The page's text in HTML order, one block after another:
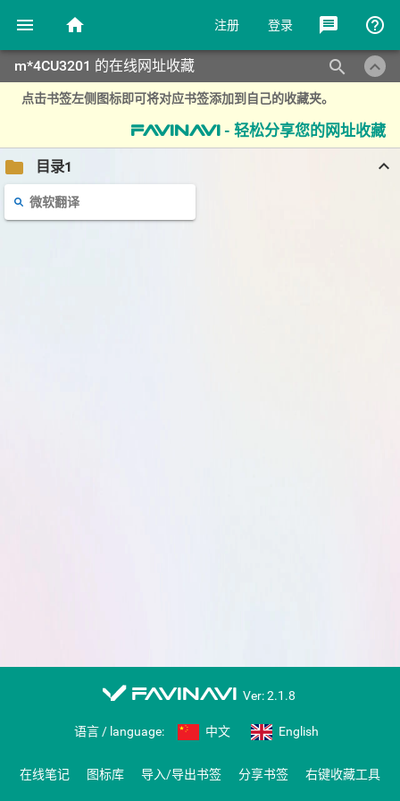
menu home 注册 登录 message help_outline
m*4CU3201 的在线网址收藏 keyboard_arrow_up
search
点击书签左侧图标即可将对应书签添加到自己的收藏夹。
favinavi - 轻松分享您的网址收藏
folder 目录1 keyboard_arrow_up
微软翻译
favinavi Ver: 2.1.8
语言 / language: 中文 English
在线笔记 图标库 导入/导出书签 分享书签 右键收藏工具